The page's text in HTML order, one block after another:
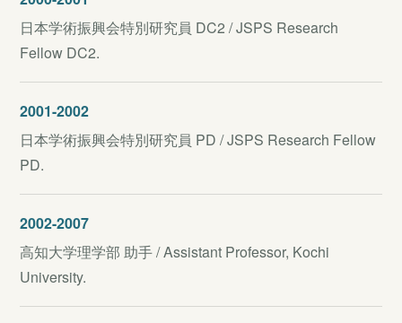
日本学術振興会特別研究員 DC2 / JSPS Research
Fellow DC2.
2001-2002
日本学術振興会特別研究員 PD / JSPS Research Fellow
PD.
2002-2007
高知大学理学部 助手 / Assistant Professor, Kochi
University.